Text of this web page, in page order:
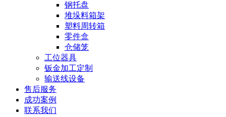
钢托盘
堆垛料箱架
塑料周转箱
零件盒
仓储笼
工位器具
钣金加工定制
输送线设备
售后服务
成功案例
联系我们